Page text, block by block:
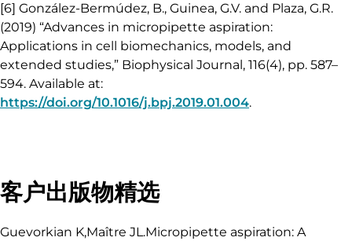
[6] González-Bermúdez, B., Guinea, G.V. and Plaza, G.R.
(2019) “Advances in micropipette aspiration:
Applications in cell biomechanics, models, and
extended studies,” Biophysical Journal, 116(4), pp. 587–
594. Available at:
https://doi.org/10.1016/j.bpj.2019.01.004.
客户出版物精选
Guevorkian K,Maître JL.Micropipette aspiration: A